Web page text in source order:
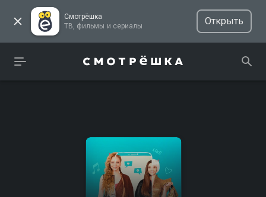
Смотрёшка
ТВ, фильмы и сериалы
Открыть